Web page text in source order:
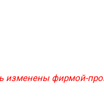
изменены фирмой-